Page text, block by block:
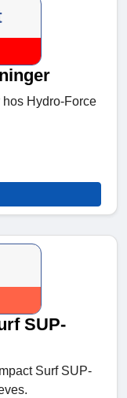
Hydro-Force
SUP-
Surf SUP-